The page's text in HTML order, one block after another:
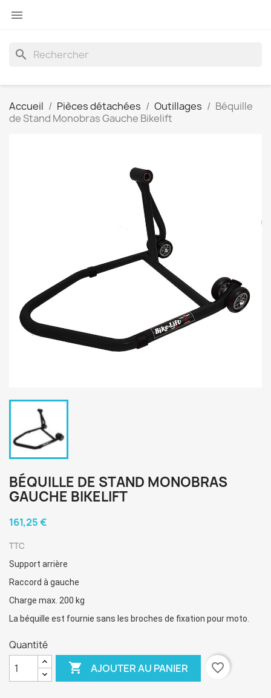

search
Accueil Pièces détachées Outillages
Béquille
de Stand Monobras Gauche Bikelift
BÉQUILLE DE STAND MONOBRAS
GAUCHE BIKELIFT
161,25 €
TTC
Support arrière
Raccord à gauche
Charge max. 200 kg
La béquille est fournie sans les broches de fixation pour moto.
Quantité
 AJOUTER AU PANIER favorite_border